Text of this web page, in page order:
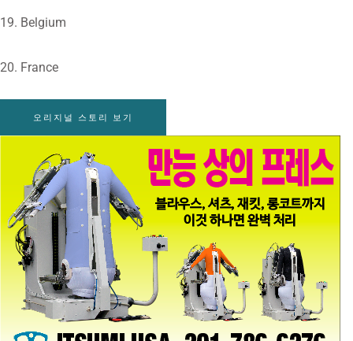
19. Belgium
20. France
오리지널 스토리 보기